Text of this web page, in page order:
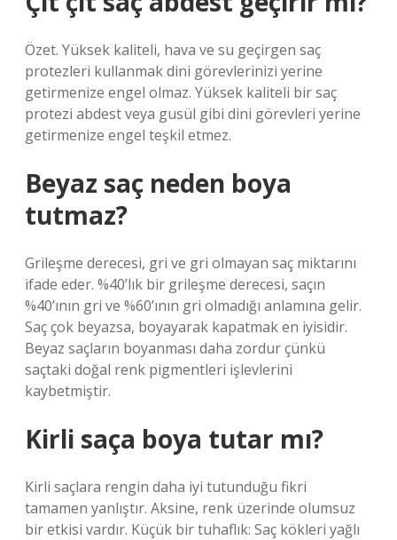
Özet. Yüksek kaliteli, hava ve su geçirgen saç
protezleri kullanmak dini görevlerinizi yerine
getirmenize engel olmaz. Yüksek kaliteli bir saç
protezi abdest veya gusül gibi dini görevleri yerine
getirmenize engel teşkil etmez.
Beyaz saç neden boya
tutmaz?
Grileşme derecesi, gri ve gri olmayan saç miktarını
ifade eder. %40’lık bir grileşme derecesi, saçın
%40’ının gri ve %60’ının gri olmadığı anlamına gelir.
Saç çok beyazsa, boyayarak kapatmak en iyisidir.
Beyaz saçların boyanması daha zordur çünkü
saçtaki doğal renk pigmentleri işlevlerini
kaybetmiştir.
Kirli saça boya tutar mı?
Kirli saçlara rengin daha iyi tutunduğu fikri
tamamen yanlıştır. Aksine, renk üzerinde olumsuz
bir etkisi vardır. Küçük bir tuhaflık: Saç kökleri yağlı